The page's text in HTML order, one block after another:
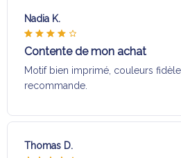
Nadia K.
Contente de mon achat
Motif bien imprimé, couleurs
recommande.
Thomas D.